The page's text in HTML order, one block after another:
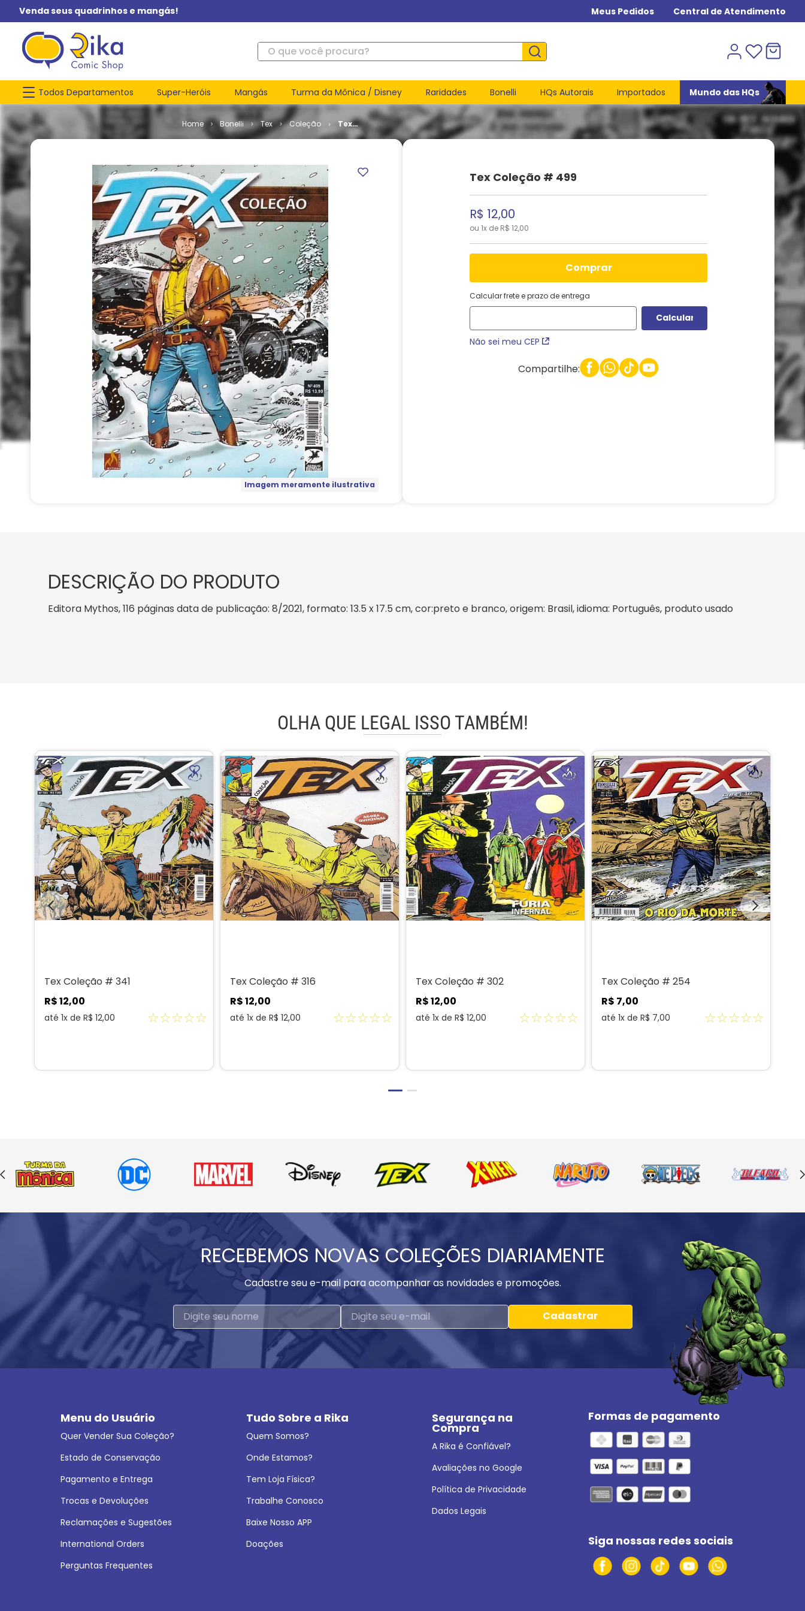
Venda seus quadrinhos e mangás! Meus Pedidos Central de Atendimento
O que você procura?
Todos Departamentos Super-Heróis Mangás Turma da Mônica / Disney Raridades Bonelli HQs Autorais Importados Mundo das HQs
Bonelli Tex Coleção
Tex
Coleção #
Imagem meramente ilustrativa
Tex Coleção # 499
R$ 12,00
ou 1x de R$ 12,00
comprar
Calcular frete e prazo de entrega
Não sei meu CEP
Compartilhe:
DESCRIÇÃO DO PRODUTO
Editora Mythos, 116 páginas data de publicação: 8/2021, formato: 13.5 x 17.5 cm, cor:preto e branco, origem: Brasil, idioma: Português, produto usado
OLHA QUE LEGAL ISSO TAMBÉM!
Tex Coleção # 341
R$12,00
até 1x de R$ 12,00 ☆☆☆☆☆
Tex Coleção # 316
R$12,00
até 1x de R$ 12,00 ☆☆☆☆☆
Tex Coleção # 302
R$12,00
até 1x de R$ 12,00 ☆☆☆☆☆
Tex Coleção # 254
R$ 7,00
até 1x de R$ 7,00 ☆☆☆☆☆
RECEBEMOS NOVAS COLEÇÕES DIARIAMENTE
Cadastre seu e-mail para acompanhar as novidades e promoções.
Cadastrar
Menu do Usuário
Quer Vender Sua Coleção?
Estado de Conservação
Pagamento e Entrega
Trocas e Devoluções
Reclamações e Sugestões
International Orders
Perguntas Frequentes
Tudo Sobre a Rika
Quem Somos?
Onde Estamos?
Tem Loja Física?
Trabalhe Conosco
Baixe Nosso APP
Doações
Segurança na
Compra
A Rika é Confiável?
Avaliações no Google
Política de Privacidade
Dados Legais
Formas de pagamento
Siga nossas redes sociais